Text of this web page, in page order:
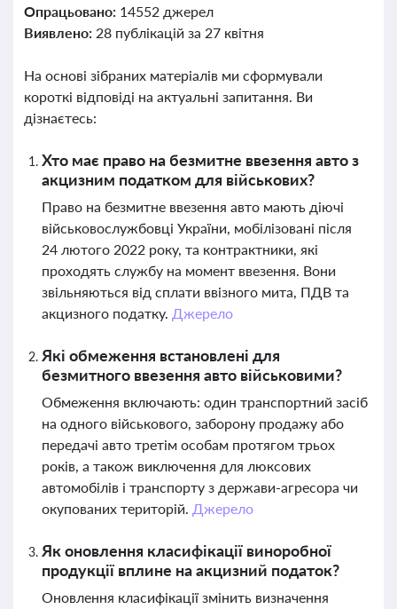
Опрацьовано: 14552 джерел
Виявлено: 28 публікацій за 27 квітня
На основі зібраних матеріалів ми сформували
короткі відповіді на актуальні запитання. Ви
дізнаєтесь:
Хто має право на безмитне ввезення авто з
акцизним податком для військових?
Право на безмитне ввезення авто мають діючі
військовослужбовці України, мобілізовані після
24 лютого 2022 року, та контрактники, які
проходять службу на момент ввезення. Вони
звільняються від сплати ввізного мита, ПДВ та
акцизного податку. Джерело
Які обмеження встановлені для
безмитного ввезення авто військовими?
Обмеження включають: один транспортний засіб
на одного військового, заборону продажу або
передачі авто третім особам протягом трьох
років, а також виключення для люксових
автомобілів і транспорту з держави-агресора чи
окупованих територій. Джерело
Як оновлення класифікації виноробної
продукції вплине на акцизний податок?
Оновлення класифікації змінить визначення